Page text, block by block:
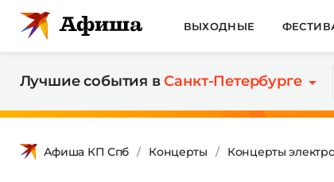
ВЫХОДНЫЕ
Лучшие события вСанкт-Петербурге
Афиша КП Спб Концерты Концерты